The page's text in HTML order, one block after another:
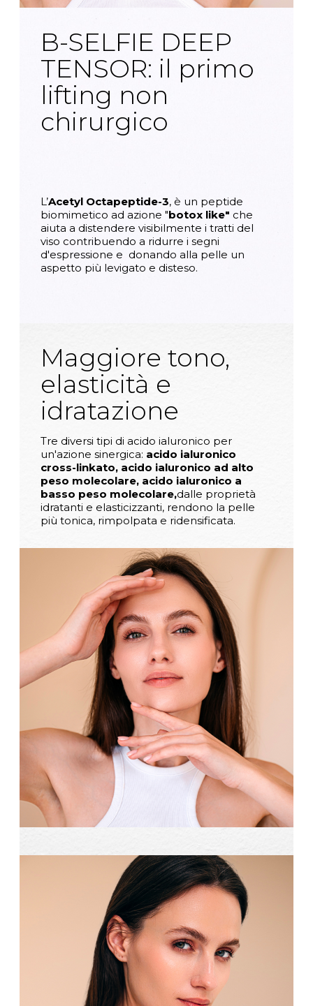
B-SELFIE DEEP
TENSOR: il primo
lifting non
chirurgico
L’Acetyl Octapeptide-3, è un peptide
biomimetico ad azione "botox like" che
aiuta a distendere visibilmente i tratti del
viso contribuendo a ridurre i segni
d'espressione e donando alla pelle un
aspetto più levigato e disteso.
Maggiore tono,
elasticità e
idratazione
Tre diversi tipi di acido ialuronico per
un'azione sinergica: acido ialuronico
cross-linkato, acido ialuronico ad alto
peso molecolare, acido ialuronico a
basso peso molecolare,dalle proprietà
idratanti e elasticizzanti, rendono la pelle
più tonica, rimpolpata e ridensificata.